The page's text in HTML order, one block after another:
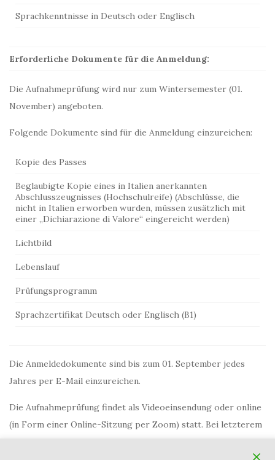
Sprachkenntnisse in Deutsch oder Englisch
Erforderliche Dokumente für die Anmeldung:
Die Aufnahmeprüfung wird nur zum Wintersemester (01.
November) angeboten.
Folgende Dokumente sind für die Anmeldung einzureichen:
Kopie des Passes
Beglaubigte Kopie eines in Italien anerkannten
Abschlusszeugnisses (Hochschulreife) (Abschlüsse, die
nicht in Italien erworben wurden, müssen zusätzlich mit
einer „Dichiarazione di Valore“ eingereicht werden)
Lichtbild
Lebenslauf
Prüfungsprogramm
Sprachzertifikat Deutsch oder Englisch (B1)
Die Anmeldedokumente sind bis zum 01. September jedes
Jahres per E-Mail einzureichen.
Die Aufnahmeprüfung findet als Videoeinsendung oder online
(in Form einer Online-Sitzung per Zoom) statt. Bei letzterem